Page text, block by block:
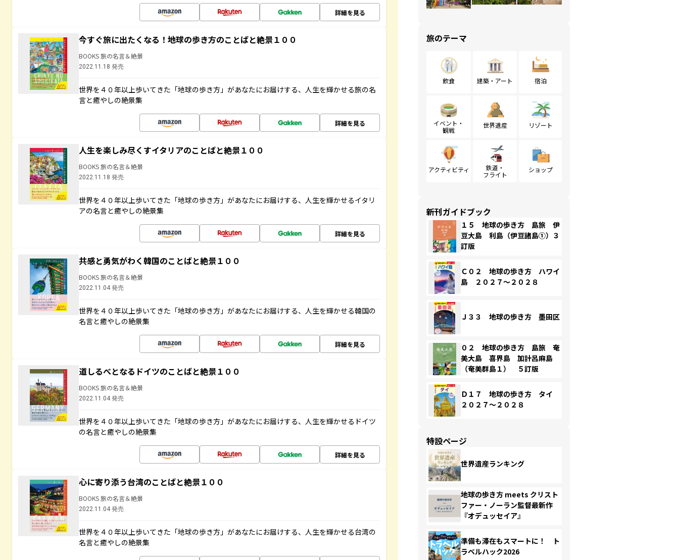
詳細を見る
今すぐ旅に出たくなる！地球の歩き方のことばと絶景１００
BOOKS 旅の名言＆絶景
2022.11.18 発売
世界を４０年以上歩いてきた「地球の歩き方」があなたにお届けする、人生を輝かせる旅の名
言と癒やしの絶景集
詳細を見る
人生を楽しみ尽くすイタリアのことばと絶景１００
BOOKS 旅の名言＆絶景
2022.11.18 発売
世界を４０年以上歩いてきた「地球の歩き方」があなたにお届けする、人生を輝かせるイタリ
アの名言と癒やしの絶景集
詳細を見る
共感と勇気がわく韓国のことばと絶景１００
BOOKS 旅の名言＆絶景
2022.11.04 発売
世界を４０年以上歩いてきた「地球の歩き方」があなたにお届けする、人生を輝かせる韓国の
名言と癒やしの絶景集
詳細を見る
道しるべとなるドイツのことばと絶景１００
BOOKS 旅の名言＆絶景
2022.11.04 発売
世界を４０年以上歩いてきた「地球の歩き方」があなたにお届けする、人生を輝かせるドイツ
の名言と癒やしの絶景集
詳細を見る
心に寄り添う台湾のことばと絶景１００
BOOKS 旅の名言＆絶景
2022.11.04 発売
世界を４０年以上歩いてきた「地球の歩き方」があなたにお届けする、人生を輝かせる台湾の
名言と癒やしの絶景集
旅のテーマ
飲食 建築・アート 宿泊
イベント・
観戦
世界遺産 リゾート
アクティビティ
鉄道・
フライト
ショップ
新刊ガイドブック
１５ 地球の歩き方 島旅 伊
豆大島 利島（伊豆諸島①）３
訂版
Ｃ０２ 地球の歩き方 ハワイ
島 ２０２７～２０２８
Ｊ３３ 地球の歩き方 墨田区
０２ 地球の歩き方 島旅 奄
美大島 喜界島 加計呂麻島
（奄美群島１） ５訂版
Ｄ１７ 地球の歩き方 タイ
２０２７～２０２８
特設ページ
世界遺産ランキング
地球の歩き方 meets クリスト
ファー・ノーラン監督最新作
『オデュッセイア』
準備も滞在もスマートに！ ト
ラベルハック2026